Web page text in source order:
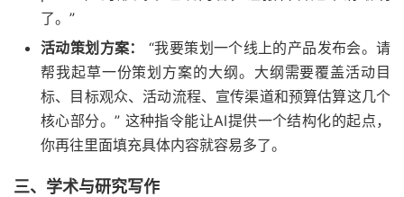
了。”
活动策划方案：
“我要策划一个线上的产品发布会。请
帮我起草一份策划方案的大纲。大纲需要覆盖活动目
标、目标观众、活动流程、宣传渠道和预算估算这几个
核心部分。” 这种指令能让AI提供一个结构化的起点，
你再往里面填充具体内容就容易多了。
三、学术与研究写作